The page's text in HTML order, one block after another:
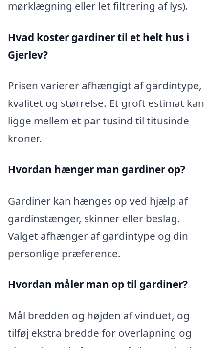
mørklægning eller let filtrering af lys).
Hvad koster gardiner til et helt hus i
Gjerlev?
Prisen varierer afhængigt af gardintype,
kvalitet og størrelse. Et groft estimat kan
ligge mellem et par tusind til titusinde
kroner.
Hvordan hænger man gardiner op?
Gardiner kan hænges op ved hjælp af
gardinstænger, skinner eller beslag.
Valget afhænger af gardintype og din
personlige præference.
Hvordan måler man op til gardiner?
Mål bredden og højden af vinduet, og
tilføj ekstra bredde for overlapning og